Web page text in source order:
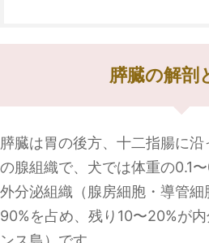
膵臓の解剖
膵臓は胃の後方、十二指腸に
の腺組織で、犬では体重の0.1
外分泌組織（腺房細胞・導管
90%を占め、残り10〜20%が